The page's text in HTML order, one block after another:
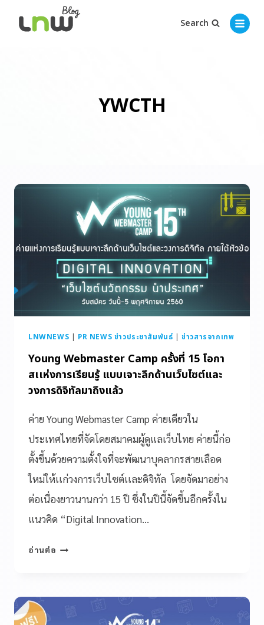
Search
YWCTH
LNWNEWS | PR NEWS ข่าวประชาสัมพันธ์ |ข่าวสารจากเทพ
Young Webmaster Camp ครั้งที่ 15 โอกา
สเเห่งการเรียนรู้ แบบเจาะลึกด้านเว็บไซต์และ
วงการดิจิทัลมาถึงแล้ว
ค่าย Young Webmaster Camp ค่ายเดียวใน
ประเทศไทยที่จัดโดยสมาคมผู้ดูแลเว็บไทย ค่ายนี้ก่อ
ตั้งขึ้นด้วยความตั้งใจที่จะพัฒนาบุคลากรสายเลือด
ใหม่ให้เเก่วงการเว็บไซต์เเละดิจิทัล โดยจัดมาอย่าง
ต่อเนื่องยาวนานกว่า 15 ปี ซึ่งในปีนี้จัดขึ้นอีกครั้งใน
แนวคิด “Digital Innovation…
อ่านต่อ